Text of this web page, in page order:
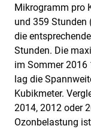
Mikrogramm pro
und 359 Stunden
die
Stunden. Die
im Sommer
lag die
Kubikmeter.
2014, 2012 oder
Ozonbelastung